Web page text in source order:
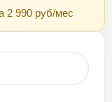
2 990 руб/мес